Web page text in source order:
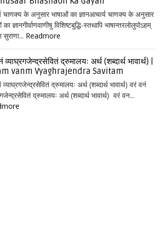
चाणक्य के अनुसार भाषाओं का ज्ञानआचार्य चाणक्य के अनुसार
ज्ञानगीर्वाणवाणीषु विशिष्टबुद्धि-स्तथापि भाषान्तरलोलुपोऽहम्
सुराणा... Readmore
व्याघ्रगजेन्द्रसेवितं द्रुमालयः अर्थ (शब्दार्थ भावार्थ) |
vanm Vyaghrajendra Savitam
द्रुमालयः अर्थ (शब्दार्थ भावार्थ) वरं वनं
द्रुमालयः अर्थ (शब्दार्थ भावार्थ) वरं वन...